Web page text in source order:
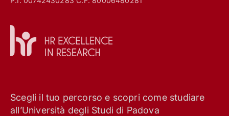
Scegli il tuo percorso e scopri come studiare
all’Università degli Studi di Padova